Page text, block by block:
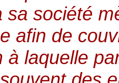
sa société
afin de
à laquelle